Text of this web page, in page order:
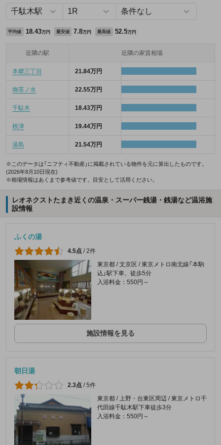
平均値 18.43万円 最安値 7.8万円 最高値 52.5万円
近隣の駅 近隣の家賃相場
本郷三丁目 21.84万円
御茶ノ水 22.55万円
千駄木 18.43万円
根津 19.44万円
湯島 21.54万円
※このデータは「ニフティ不動産」に掲載されている物件を元に算出したものです。
(2026年8月10日現在)
※相場情報はあくまで参考値です。目安として活用ください。
レオネクストたまき近くの温泉・スーパー銭湯・銭湯など温浴施
設情報
ふくの湯
4.5点 /2件
東京都 / 文京区 / 東京メトロ南北線「本駒
込」駅下車、徒歩5分
入浴料金：550円～
施設情報を見る
朝日湯
2.3点 /5件
東京都 / 上野・台東区周辺 / 東京メトロ千
代田線千駄木駅下車徒歩3分
入浴料金：550円～